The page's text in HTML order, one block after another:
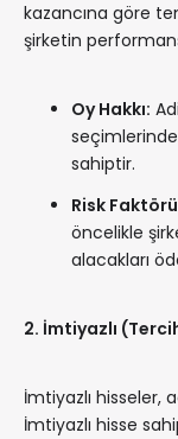
kazancına göre
şirketin
Oy Hakkı:
sahiptir.
Risk
öncelikle
alacakları
2. İmtiyazlı
İmtiyazlı hisseler,
İmtiyazlı hisse